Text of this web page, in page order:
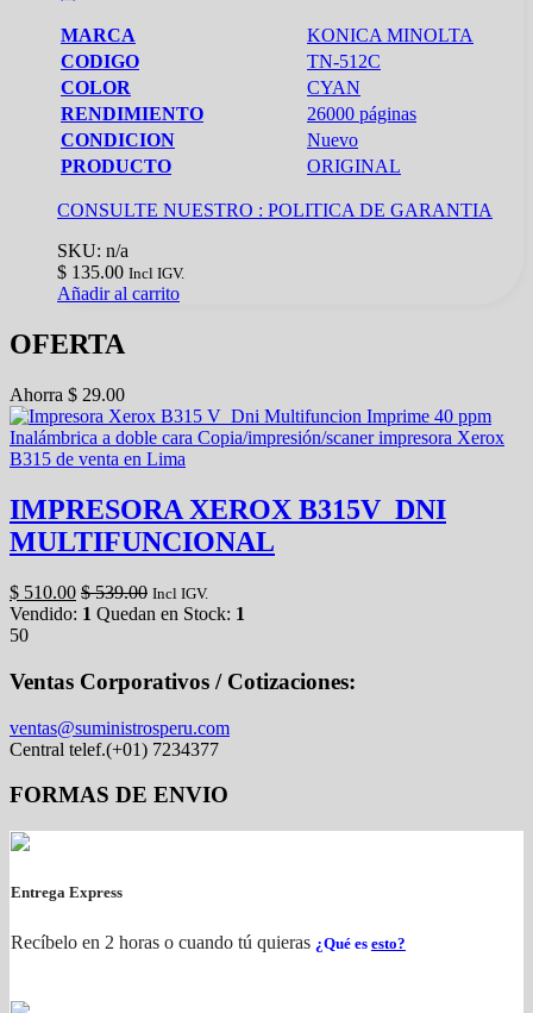
MARCA
KONICA MINOLTA
CODIGO
TN-512C
COLOR
CYAN
RENDIMIENTO
26000 páginas
CONDICION
Nuevo
PRODUCTO
ORIGINAL
CONSULTE NUESTRO : POLITICA DE GARANTIA
SKU: n/a
$ 135.00 Incl IGV.
Añadir al carrito
OFERTA
Ahorra $ 29.00
IMPRESORA XEROX B315V_DNI
MULTIFUNCIONAL
$ 510.00 $539.00 Incl IGV.
Vendido: 1 Quedan en Stock: 1
50
Ventas Corporativos / Cotizaciones:
ventas@suministrosperu.com
Central telef.(+01) 7234377
FORMAS DE ENVIO
Entrega Express
Recíbelo en 2 horas o cuando tú quieras ¿Qué es esto?